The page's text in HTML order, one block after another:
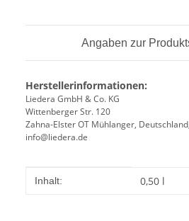
Angaben zur
Herstellerinformationen:
Liedera GmbH & Co. KG
Wittenberger Str. 120
Zahna-Elster OT Mühlanger,
info@liedera.de
Produkteigenschaft
Wert
Inhalt: 0,50 l